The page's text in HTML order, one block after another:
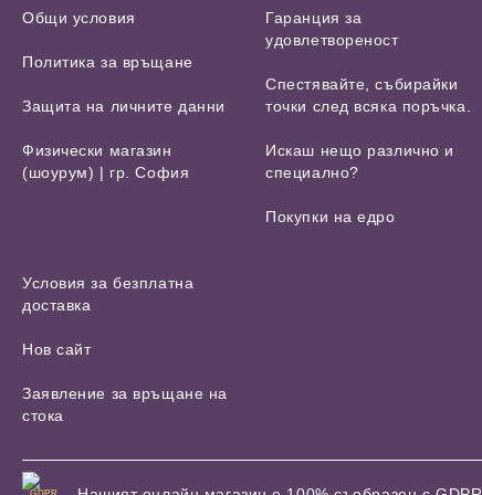
Общи условия
Политика за връщане
Защита на личните данни
Физически магазин
(шоурум) | гр. София
Гаранция за
удовлетвореност
Спестявайте, събирайки
точки след всяка поръчка.
Искаш нещо различно и
специално?
Покупки на едро
Условия за безплатна
доставка
Нов сайт
Заявление за връщане на
стока